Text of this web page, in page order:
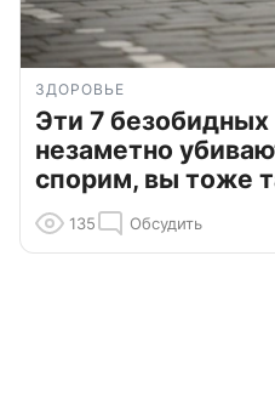
ЗДОРОВЬЕ
Эти 7
незаметно
спорим, вы тоже
135 Обсудить